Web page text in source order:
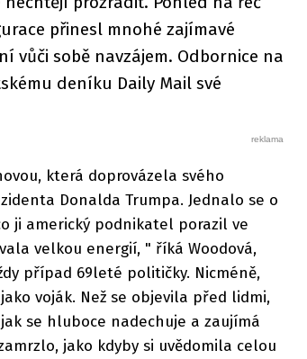
přinesl mnohé zajímavé
vůči sobě navzájem. Odbornice na
deníku Daily Mail své
která doprovázela svého
Donalda Trumpa. Jednalo se o
ji americký podnikatel porazil ve
velkou energií, " říká Woodová,
případ 69leté političky. Nicméně,
voják. Než se objevila před lidmi,
se hluboce nadechuje a zaujímá
jako kdyby si uvědomila celou